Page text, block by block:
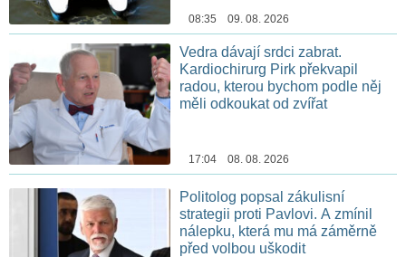
08:35 09. 08. 2026
Vedra dávají srdci zabrat.
Kardiochirurg Pirk překvapil
radou, kterou bychom podle něj
měli odkoukat od zvířat
17:04 08. 08. 2026
Politolog popsal zákulisní
strategii proti Pavlovi. A zmínil
nálepku, která mu má záměrně
před volbou uškodit